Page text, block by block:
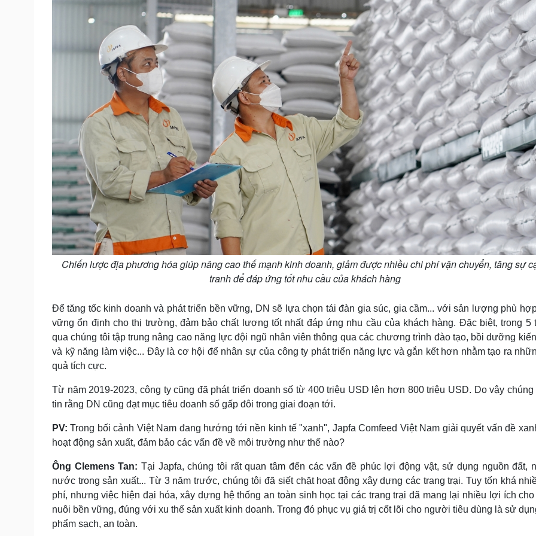
Chiến lược địa phương hóa giúp nâng cao thế mạnh kinh doanh, giảm được nhiều chi phí vận chuyển, tăng sự
tranh để đáp ứng tốt nhu cầu của khách hàng
Để tăng tốc kinh doanh và phát triển bền vững, DN sẽ lựa chọn tái đàn gia súc, gia cầm... với sản lượng phù
vững ổn định cho thị trường, đảm bảo chất lượng tốt nhất đáp ứng nhu cầu của khách hàng. Đặc biệt, trong 5
qua chúng tôi tập trung nâng cao năng lực đội ngũ nhân viên thông qua các chương trình đào tạo, bồi dưỡng
và kỹ năng làm việc... Đây là cơ hội để nhân sự của công ty phát triển năng lực và gắn kết hơn nhằm tạo ra
quả tích cực.
Từ năm 2019-2023, công ty cũng đã phát triển doanh số từ 400 triệu USD lên hơn 800 triệu USD. Do vậy
tin rằng DN cũng đạt mục tiêu doanh số gấp đôi trong giai đoạn tới.
PV:Trong bối cảnh Việt Nam đang hướng tới nền kinh tế "xanh", Japfa Comfeed Việt Nam giải quyết vấn đề
hoạt động sản xuất, đảm bảo các vấn đề về môi trường như thế nào?
Ông Clemens Tan:Tại Japfa, chúng tôi rất quan tâm đến các vấn đề phúc lợi động vật, sử dụng nguồn đất,
nước trong sản xuất... Từ 3 năm trước, chúng tôi đã siết chặt hoạt động xây dựng các trang trại. Tuy tốn khá
phí, nhưng việc hiện đại hóa, xây dựng hệ thống an toàn sinh học tại các trang trại đã mang lại nhiều lợi ích
nuôi bền vững, đúng với xu thế sản xuất kinh doanh. Trong đó phục vụ giá trị cốt lõi cho người tiêu dùng là sử
phẩm sạch, an toàn.